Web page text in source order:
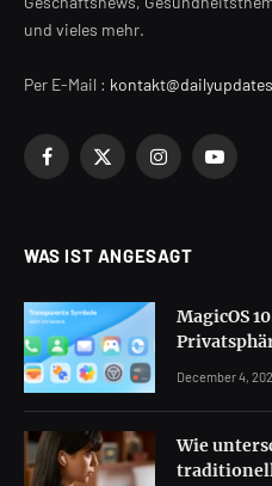
und vieles mehr.
Per E-Mail :
Facebook
X
InstagramYouTube
WAS IST ANGESAGT
MagicOS
December 4,
Wie